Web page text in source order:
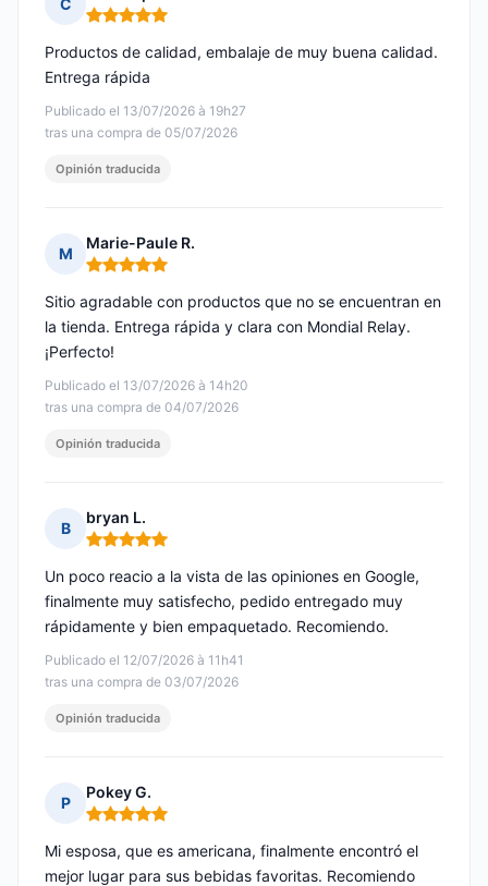
C
Nota: 5 de 5
Publicado el 13/07/2026 à 19h27
tras una compra de 05/07/2026
Productos de calidad, embalaje de muy buena calidad.
Entrega rápida
Opinión traducida
M
Marie-Paule R.
Nota: 5 de 5
Publicado el 13/07/2026 à 14h20
tras una compra de 04/07/2026
Sitio agradable con productos que no se encuentran en
la tienda. Entrega rápida y clara con Mondial Relay.
¡Perfecto!
Opinión traducida
B
bryan L.
Nota: 5 de 5
Publicado el 12/07/2026 à 11h41
tras una compra de 03/07/2026
Un poco reacio a la vista de las opiniones en Google,
finalmente muy satisfecho, pedido entregado muy
rápidamente y bien empaquetado. Recomiendo.
Opinión traducida
P
Pokey G.
Nota: 5 de 5
Mi esposa, que es americana, finalmente encontró el
mejor lugar para sus bebidas favoritas. Recomiendo